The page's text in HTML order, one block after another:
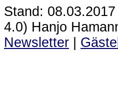
Stand:
4.0) Hanjo
Newsletter